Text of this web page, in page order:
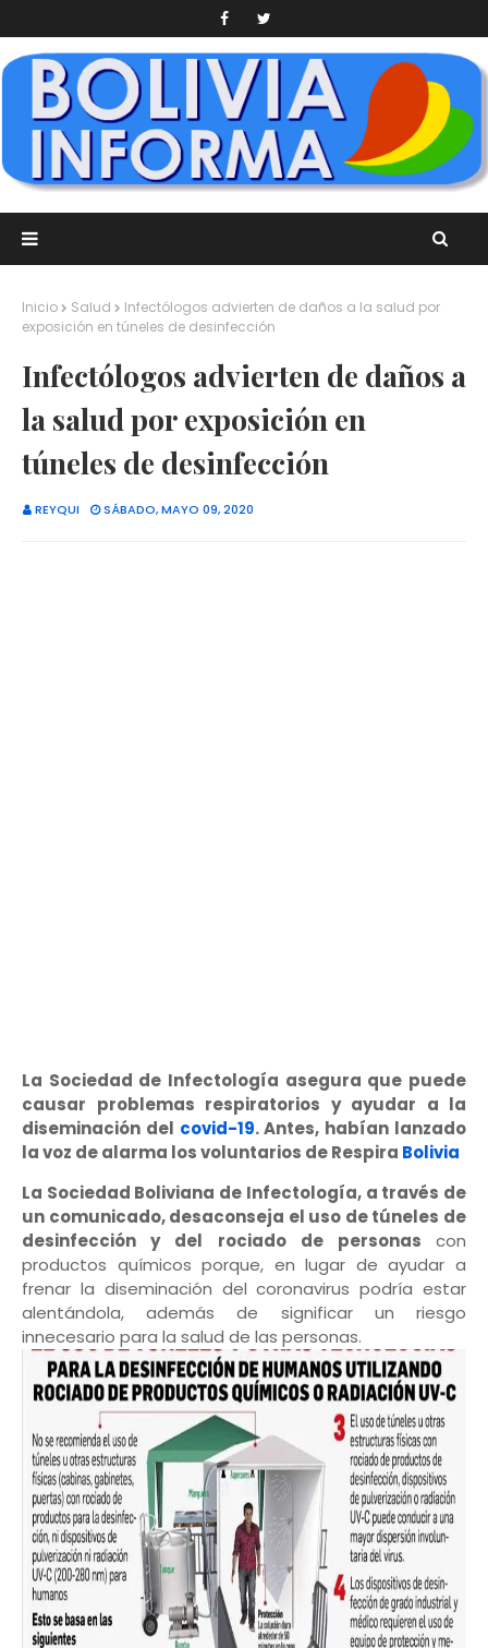
Inicio Salud
Infectólogos advierten de daños a la salud por
exposición en túneles de desinfección
Infectólogos advierten de daños a
la salud por exposición en
túneles de desinfección
REYQUI SÁBADO, MAYO 09, 2020
La Sociedad de Infectología asegura que puede
causar problemas respiratorios y ayudar a la
diseminación del covid-19. Antes, habían lanzado
la voz de alarma los voluntarios de Respira Bolivia
La Sociedad Boliviana de Infectología, a través de
un comunicado, desaconseja el uso de túneles de
desinfección y del rociado de personas con
productos químicos porque, en lugar de ayudar a
frenar la diseminación del coronavirus podría estar
alentándola, además de significar un riesgo
innecesario para la salud de las personas.